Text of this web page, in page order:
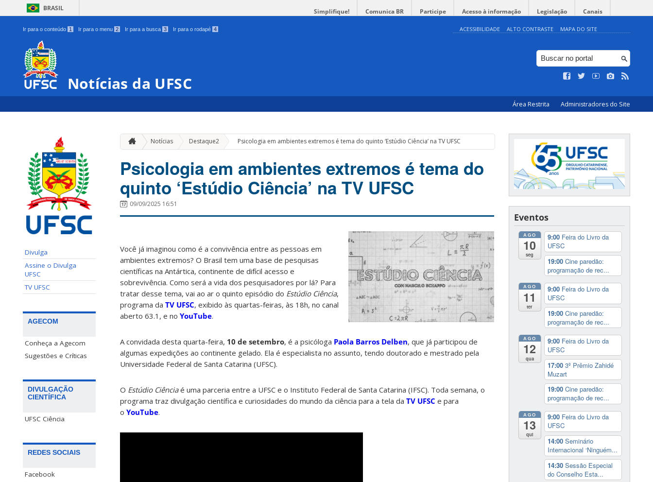
BRASIL Simplifique! Comunica BR Participe Acesso à informação Legislação Canais
Ir para o conteúdo 1 Ir para o menu 2 Ir para a busca 3 Ir para o rodapé 4 ACESSIBILIDADE ALTO CONTRASTE MAPA DO SITE
Notícias da UFSC
Área Restrita Administradores do Site
Divulga
Assine o Divulga
UFSC
TV UFSC
AGECOM
Conheça a Agecom
Sugestões e Críticas
DIVULGAÇÃO
CIENTÍFICA
UFSC Ciência
REDES SOCIAIS
Facebook
Notícias Destaque2 » Psicologia em ambientes extremos é tema do quinto ‘Estúdio Ciência’ na TV UFSC
Psicologia em ambientes extremos é tema do
quinto ‘Estúdio Ciência’ na TV UFSC
09/09/2025 16:51
Você já imaginou como é a convivência entre as pessoas em
ambientes extremos? O Brasil tem uma base de pesquisas
científicas na Antártica, continente de difícil acesso e
sobrevivência. Como será a vida dos pesquisadores por lá? Para
tratar desse tema, vai ao ar o quinto episódio do Estúdio Ciência,
programa da TV UFSC, exibido às quartas-feiras, às 18h, no canal
aberto 63.1, e no YouTube.
A convidada desta quarta-feira, 10 de setembro, é a psicóloga Paola Barros Delben, que já participou de
algumas expedições ao continente gelado. Ela é especialista no assunto, tendo doutorado e mestrado pela
Universidade Federal de Santa Catarina (UFSC).
O Estúdio Ciênciaé uma parceria entre a UFSC e o Instituto Federal de Santa Catarina (IFSC). Toda semana, o
programa traz divulgação científica e curiosidades do mundo da ciência para a tela da TV UFSC e para
o YouTube.
Eventos
AGO
10
seg
9:00 Feira do Livro da
UFSC
19:00 Cine paredão:
programação de rec...
AGO
11
ter
9:00 Feira do Livro da
UFSC
19:00 Cine paredão:
programação de rec...
AGO
12
qua
9:00 Feira do Livro da
UFSC
17:00 3º Prêmio Zahidé
Muzart
19:00 Cine paredão:
programação de rec...
AGO
13
qui
9:00 Feira do Livro da
UFSC
14:00 Seminário
Internacional ‘Ninguém...
14:30 Sessão Especial
do Conselho Esta...